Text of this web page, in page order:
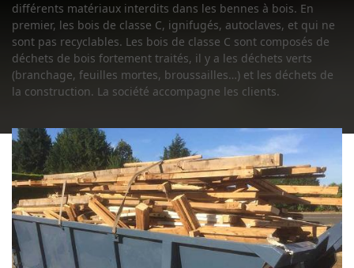
différents matériaux interdits dans les bennes à bois. En
premier, les bois de classe C, ignifugés, autoclaves, et qui ne
sont pas recyclables. Les bois de classe C sont composés de
déchets de bois fortement traités, il y a les déchets verts
(branchage, feuilles mortes, broussailles…) et les déchets de
la construction. La société accompagne les clients.